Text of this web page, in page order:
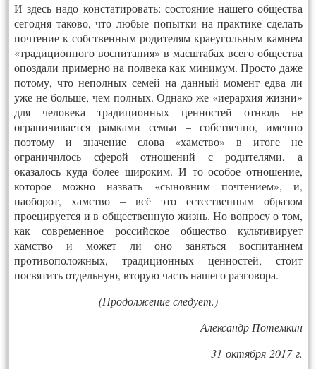
И здесь надо констатировать: состояние нашего общества
сегодня таково, что любые попытки на практике сделать
почтение к собственным родителям краеугольным камнем
«традиционного воспитания» в масштабах всего общества
опоздали примерно на полвека как минимум. Просто даже
потому, что неполных семей на данный момент едва ли
уже не больше, чем полных. Однако же «иерархия жизни»
для человека традиционных ценностей отнюдь не
ограничивается рамками семьи – собственно, именно
поэтому и значение слова «хамство» в итоге не
ограничилось сферой отношений с родителями, а
оказалось куда более широким. И то особое отношение,
которое можно назвать «сыновним почтением», и,
наоборот, хамство – всё это естественным образом
проецируется и в общественную жизнь. Но вопросу о том,
как современное российское общество культивирует
хамство и может ли оно заняться воспитанием
противоположных, традиционных ценностей, стоит
посвятить отдельную, вторую часть нашего разговора.
(Продолжение следует.)
Александр Потемкин
31 октября 2017 г.